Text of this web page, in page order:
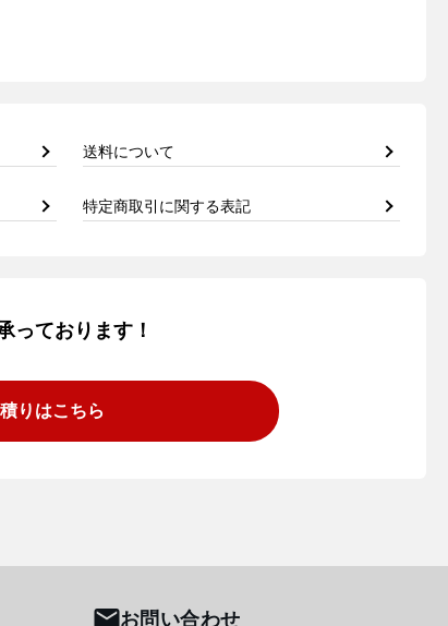
送料について
特定商取引に関する表記
っております！
りはこちら
お問い合わせ